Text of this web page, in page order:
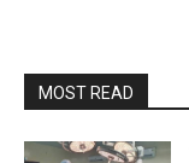
MOST READ